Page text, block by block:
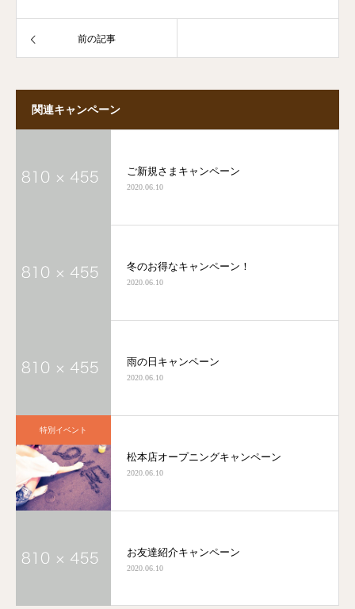
前の記事
関連キャンペーン
ご新規さまキャンペーン
2020.06.10
冬のお得なキャンペーン！
2020.06.10
雨の日キャンペーン
2020.06.10
特別イベント
松本店オープニングキャンペーン
2020.06.10
お友達紹介キャンペーン
2020.06.10